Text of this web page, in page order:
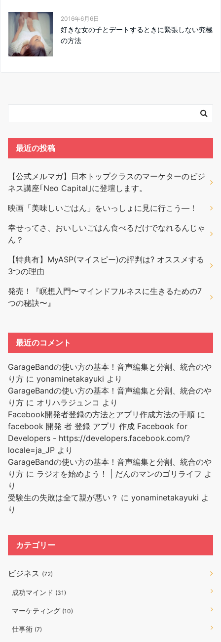
2016年6月6日
好きな女の子とデートするときに緊張しない究極
の方法
最近の投稿
【公式メルマガ】日本トップクラスのマーケターのビジ
ネス講座｢Neo Capital｣に登壇します。
映画「美味しいごはん」をいっしょに見に行こう―！
幸せってさ、おいしいごはん食べるだけでなれるんじゃ
ん？
【特典有】MyASP(マイスピー)の評判は? オススメする
3つの理由
発売！『瞑想入門〜マインドフルネスに生きるための7
つの秘訣〜』
最近のコメント
GarageBandの使い方の基本！音声編集と分割、統合のや
り方 に yonaminetakayuki より
GarageBandの使い方の基本！音声編集と分割、統合のや
り方 に オリハラジュンコ より
Facebook開発者登録の方法とアプリ作成方法の手順 に
facebook 開発 者 登録 アプリ 作成 Facebook for
Developers - https://developers.facebook.com/?
locale=ja_JP より
GarageBandの使い方の基本！音声編集と分割、統合のや
り方 に ラジオを始めよう！ | だんのマンのゴリライフ よ
り
受験生の失敗は全て親が悪い？ に yonaminetakayuki よ
り
カテゴリー
ビジネス (72)
成功マインド (31)
マーケティング (10)
仕事術 (7)